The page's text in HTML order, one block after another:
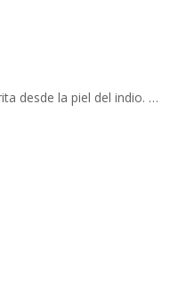
desde la piel del indio. …